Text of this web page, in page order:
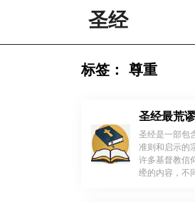
圣经
标签： 尊重
圣经最荒
圣经是一部包
准则和启示的
许多基督教信
经的内容，不
！